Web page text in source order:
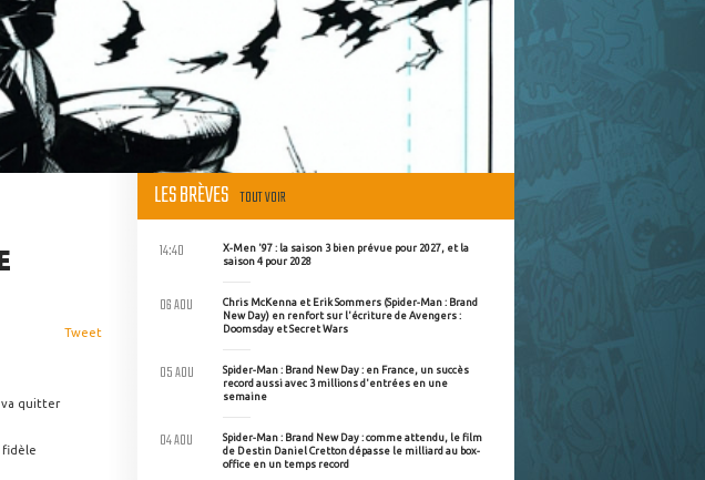
Tweet
va quitter
LES BRÈVES TOUT VOIR
X-Men '97 : la saison 3 bien prévue pour 2027, et la
saison 4 pour 2028
14:40
Chris McKenna et Erik Sommers (Spider-Man : Brand
New Day) en renfort sur l'écriture de Avengers :
Doomsday et Secret Wars
06 AOU
Spider-Man : Brand New Day : en France, un succès
record aussi avec 3 millions d'entrées en une
semaine
05 AOU
Spider-Man : Brand New Day : comme attendu, le film
de Destin Daniel Cretton dépasse le milliard au box-
office en un temps record
04 AOU